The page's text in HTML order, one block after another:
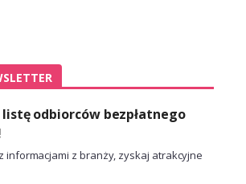
listę odbiorców bezpłatnego
informacjami z branży, zyskaj atrakcyjne